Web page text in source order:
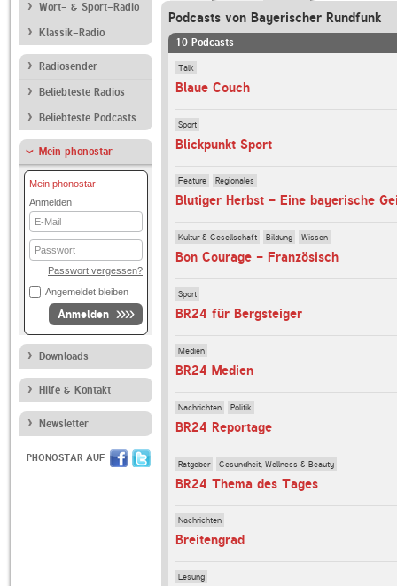
Wort- & Sport-Radio
Klassik-Radio
Radiosender
Beliebteste Radios
Beliebteste Podcasts
Mein phonostar
Mein phonostar
Anmelden
E-
Mail
Passwort
Passwort vergessen?
Angemeldet bleiben
Anmelden
Downloads
Hilfe & Kontakt
Newsletter
PHONOSTAR AUF
Podcasts von Bayerischer Rundfunk
10 Podcasts
Talk
Blaue Couch
Sport
Blickpunkt Sport
Feature Regionales
Blutiger Herbst - Eine bayerische
Kultur & Gesellschaft Bildung Wissen
Bon Courage - Französisch
Sport
BR24 für Bergsteiger
Medien
BR24 Medien
Nachrichten Politik
BR24 Reportage
Ratgeber Gesundheit, Wellness & Beauty
BR24 Thema des Tages
Nachrichten
Breitengrad
Lesung